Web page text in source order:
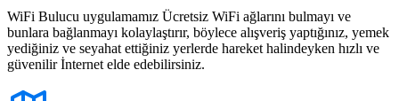
WiFi Bulucu uygulamamız Ücretsiz WiFi ağlarını bulmayı ve
bunlara bağlanmayı kolaylaştırır, böylece alışveriş yaptığınız, yemek
yediğiniz ve seyahat ettiğiniz yerlerde hareket halindeyken hızlı ve
güvenilir İnternet elde edebilirsiniz.